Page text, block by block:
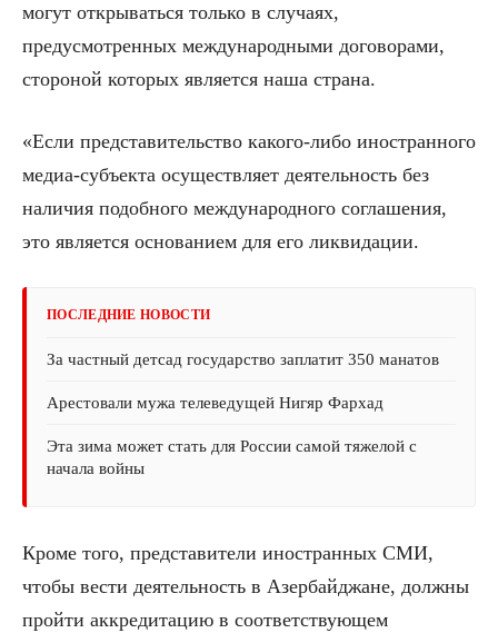
могут открываться только в случаях,
предусмотренных международными договорами,
стороной которых является наша страна.
«Если представительство какого-либо иностранного
медиа-субъекта осуществляет деятельность без
наличия подобного международного соглашения,
это является основанием для его ликвидации.
ПОСЛЕДНИЕ НОВОСТИ
За частный детсад государство заплатит 350 манатов
Арестовали мужа телеведущей Нигяр Фархад
Эта зима может стать для России самой тяжелой с
начала войны
Кроме того, представители иностранных СМИ,
чтобы вести деятельность в Азербайджане, должны
пройти аккредитацию в соответствующем